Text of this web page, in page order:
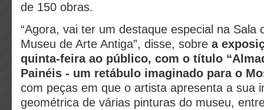
de 150 obras.
“Agora, vai ter um destaque especial na Sala
Museu de Arte Antiga”, disse, sobre a
quinta-feira ao público, com o título
Painéis - um retábulo imaginado para o
com peças em que o artista apresenta a sua
geométrica de várias pinturas do museu,